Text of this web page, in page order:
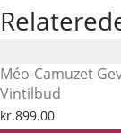
Méo-Camuzet
Vintilbud
kr.899.00